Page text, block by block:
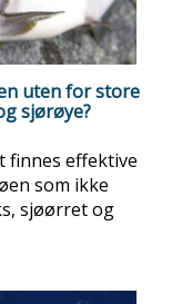
uten for store
sjørøye?
finnes effektive
som ikke
sjøørret og